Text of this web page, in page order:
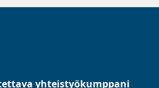
yhteistyökumppani